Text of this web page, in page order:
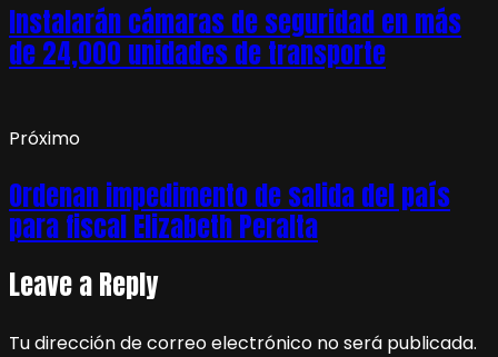
Instalarán cámaras de seguridad en más
de 24,000 unidades de transporte
Próximo
Ordenan impedimento de salida del país
para fiscal Elizabeth Peralta
Leave a Reply
Tu dirección de correo electrónico no será publicada.